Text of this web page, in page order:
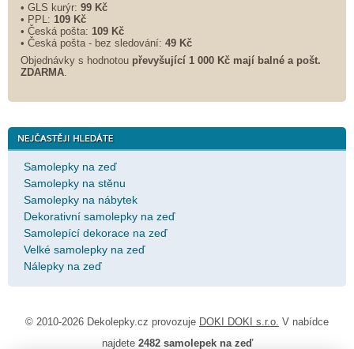
• GLS kurýr: 99 Kč
• PPL: 109 Kč
• Česká pošta: 109 Kč
• Česká pošta - bez sledování: 49 Kč
Objednávky s hodnotou převyšující 1 000 Kč mají balné a pošt.
ZDARMA
Samolepky na zeď
Samolepky na stěnu
Samolepky na nábytek
Dekorativní samolepky na zeď
Samolepící dekorace na zeď
Velké samolepky na zeď
Nálepky na zeď
© 2010-2026 Dekolepky.cz provozuje DOKI DOKI s.r.o. V nabídce
najdete 2482 samolepek na zeď